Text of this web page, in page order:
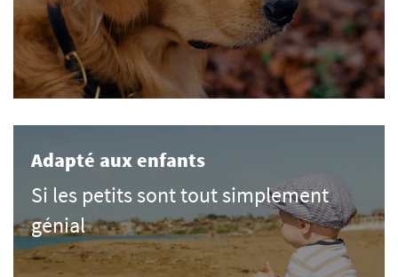
Adapté aux enfants
Si les petits sont tout simplement
génial